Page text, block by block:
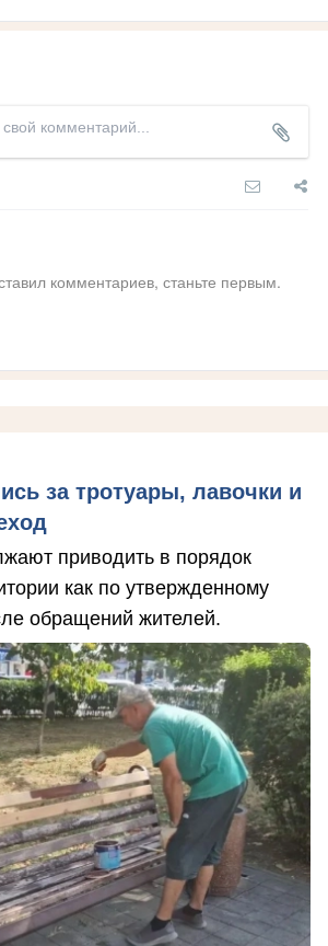
комментариев, станьте первым.
за тротуары, лавочки и
приводить в порядок
как по утвержденному
обращений жителей.